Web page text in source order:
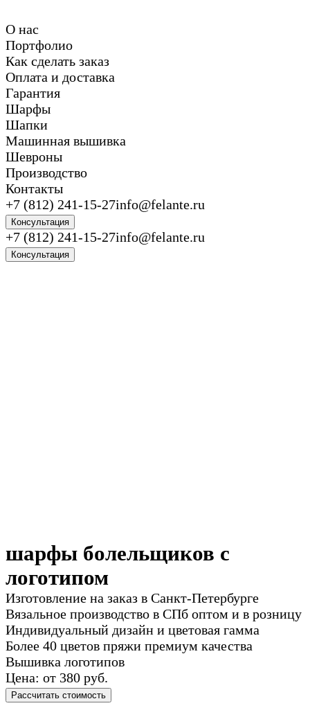
О нас
Портфолио
Как сделать заказ
Оплата и доставка
Гарантия
Шарфы
Шапки
Машинная вышивка
Шевроны
Производство
Контакты
+7 (812) 241-15-27info@felante.ru
Консультация
+7 (812) 241-15-27info@felante.ru
Консультация
шарфы болельщиков с
логотипом
Изготовление на заказ в Санкт-Петербурге
Вязальное производство в СПб оптом и в розницу
Индивидуальный дизайн и цветовая гамма
Более 40 цветов пряжи премиум качества
Вышивка логотипов
Цена: от 380 руб.
Рассчитать стоимость